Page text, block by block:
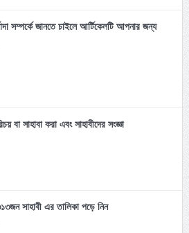
সম্পর্কে জানতে চাইলে আর্টিকেলটি আপনার জন্য
বা সাহাবা করা এবং সাহাবীদের সংজ্ঞা
সাহাবী এর তালিকা পড়ে নিন